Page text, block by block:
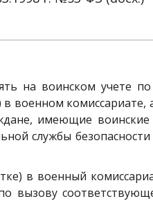
на воинском учете
военном
имеющие
службы
в военный
вызову